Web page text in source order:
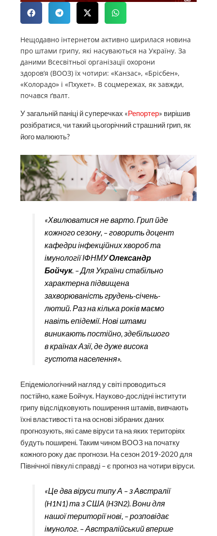
Нещодавно інтернетом активно ширилася новина
про штами грипу, які насуваються на Україну. За
даними Всесвітньої організації охорони
здоров’я (ВООЗ) їх чотири: «Канзас», «Брісбен»,
«Колорадо» і «Пхукет». В соцмережах, як завжди,
почався ґвалт.
У загальній паніці й суперечках «Репортер» вирішив
розібратися, чи такий цьогорічний страшний грип, як
його малюють?
«Хвилюватися не варто. Грип йде
кожного сезону, – говорить доцент
кафедри інфекційних хвороб та
імунології ІФНМУОлександр
Бойчук. – Для України стабільно
характерна підвищена
захворюваність грудень-січень-
лютий. Раз на кілька років маємо
навіть епідемії. Нові штами
виникають постійно, здебільшого
в країнах Азії, де дуже висока
густота населення».
Епідеміологічний нагляд у світі проводиться
постійно, каже Бойчук. Науково-дослідні інститути
грипу відслідковують поширення штамів, вивчають
їхні властивості та на основі зібраних даних
прогнозують, які саме віруси та на яких територіях
будуть поширені. Таким чином ВООЗ на початку
кожного року дає прогнози. На сезон 2019-2020 для
Північної півкулі справді – є прогноз на чотири віруси.
«Це два віруси типу А – з Австралії
(H1N1) та з США (H3N2). Вони для
нашої території нові, – розповідає
імунолог. – Австралійський вперше